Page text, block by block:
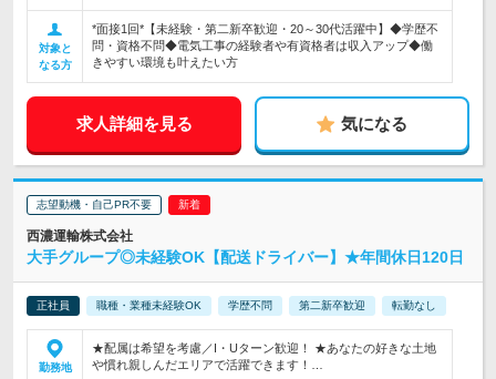
対象と
なる方
*面接1回*【未経験・第二新卒歓迎・20～30代活躍中】◆学歴不
問・資格不問◆電気工事の経験者や有資格者は収入アップ◆働
きやすい環境も叶えたい方
求人詳細を見る 気になる
志望動機・自己PR不要
西濃運輸株式会社
大手グループ◎未経験OK【配送ドライバー】★年間休日120日
正社員 職種・業種未経験OK 学歴不問 第二新卒歓迎 転勤なし
勤務地
★配属は希望を考慮／I・Uターン歓迎！ ★あなたの好きな土地
や慣れ親しんだエリアで活躍できます！…